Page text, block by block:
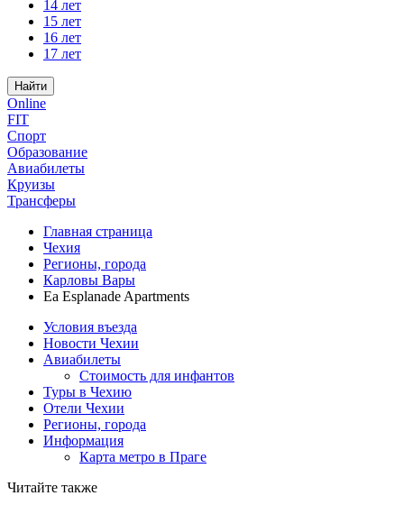
14 лет
15 лет
16 лет
17 лет
Найти
Online
FIT
Спорт
Образование
Авиабилеты
Круизы
Трансферы
Главная страница
Чехия
Регионы, города
Карловы Вары
Ea Esplanade Apartments
Условия въезда
Новости Чехии
Авиабилеты
Стоимость для инфантов
Туры в Чехию
Отели Чехии
Регионы, города
Информация
Карта метро в Праге
Читайте также